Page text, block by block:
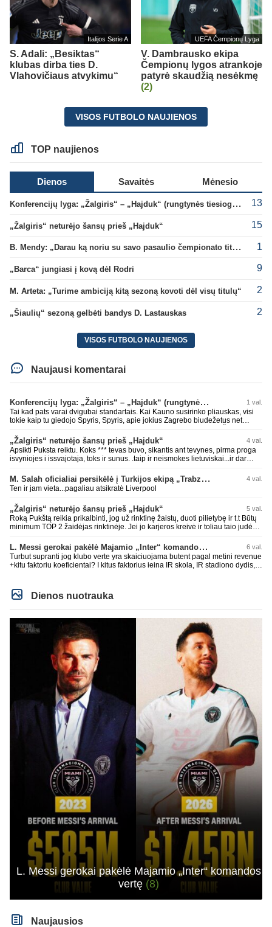
Italijos Serie A
S. Adali: „Besiktas“
klubas dirba ties D.
Vlahovičiaus atvykimu“
UEFA Čempionų Lyga
V. Dambrausko ekipa
Čempionų lygos atrankoje
patyrė skaudžią nesėkmę
(2)
VISOS FUTBOLO NAUJIENOS
TOP naujienos
Dienos Savaitės Mėnesio
Konferencijų lyga: „Žalgiris“ – „Hajduk“ (rungtynės tiesiogiai) 13
„Žalgiris“ neturėjo šansų prieš „Hajduk“ 15
B. Mendy: „Darau ką noriu su savo pasaulio čempionato titulu“ 1
„Barca“ jungiasi į kovą dėl Rodri 9
M. Arteta: „Turime ambiciją kitą sezoną kovoti dėl visų titulų“ 2
„Šiaulių“ sezoną gelbėti bandys D. Lastauskas 2
VISOS FUTBOLO NAUJIENOS
Naujausi komentarai
Konferencijų lyga: „Žalgiris“ – „Hajduk“ (rungtynės tiesiogiai) 1 val.
Tai kad pats varai dvigubai standartais. Kai Kauno susirinko pliauskas, visi
tokie kaip tu giedojo Spyris, Spyris, apie jokius Zagrebo biudežetus net
daug didesnis. Tfu ant tokių.
„Žalgiris“ neturėjo šansų prieš „Hajduk“ 4 val.
Apsikti Puksta reiktu. Koks *** tevas buvo, sikantis ant tevynes, pirma proga
isvyniojes i issvajotaja, toks ir sunus. .taip ir neismokes lietuviskai...ir dar
laurynas ikalbins
M. Salah oficialiai persikėlė į Turkijos ekipą „Trabzonspor“ 4 val.
Ten ir jam vieta...pagaliau atsikratė Liverpool
„Žalgiris“ neturėjo šansų prieš „Hajduk“ 5 val.
Roką Pukštą reikia prikalbinti, jog už rinktinę žaistų, duoti pilietybę ir t.t Būtų
minimum TOP 2 žaidėjas rinktinėje. Jei jo karjeros kreivė ir toliau taio judės,
L. Messi gerokai pakėlė Majamio „Inter“ komandos vertę 6 val.
Turbut supranti jog klubo verte yra skaiciuojama butent pagal metini revenue
+kitu faktoriu koeficientai? I kitus faktorius ieina IR skola, IR stadiono dydis,
milzinisko klubo vertes suoli siemet. Be to, tie 200 pamineti cia yra visiskai
on-point, jeigu jau musu mylimas D. prasneko apie klubo vertes kelima, arba
CR atveju - numusima.
Dienos nuotrauka
L. Messi gerokai pakėlė Majamio „Inter“ komandos
vertę (8)
Naujausios